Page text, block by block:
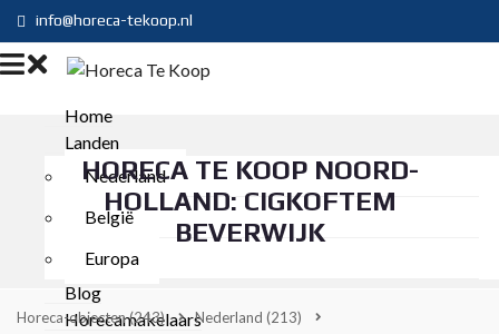
info@horeca-tekoop.nl
Home
Landen
Nederland
België
Europa
Blog
Horecamakelaars
HORECA TE KOOP NOORD-
HOLLAND: CIGKOFTEM
BEVERWIJK
Horeca-objecten(243) Nederland (213)